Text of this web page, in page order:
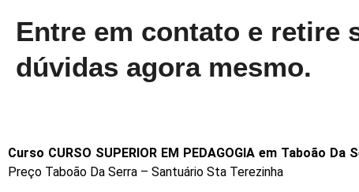
Entre em contato e retire
dúvidas agora mesmo.
Curso CURSO SUPERIOR EM PEDAGOGIA em Taboão
Preço Taboão Da Serra – Santuário Sta Terezinha